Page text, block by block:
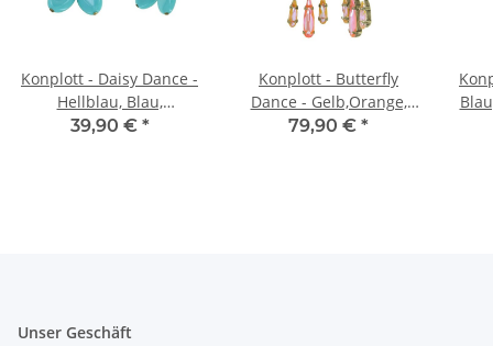
Konplott - Daisy Dance -
Hellblau, Blau,
Antikmessing, Ohrringe
39,90 € *
Konplott - Butterfly
Dance - Gelb,Orange,
Antikmessing, Ohrringe
79,90 € *
Unser Geschäft